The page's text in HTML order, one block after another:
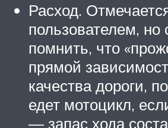
Расход.
пользователем, но
помнить, что
прямой
качества дороги,
едет мотоцикл,
— запас хода